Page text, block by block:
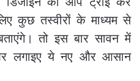
कुछ तस्वीरों के माध्यम से
तो इस बार सावन में
लगाइए ये नए और आसान